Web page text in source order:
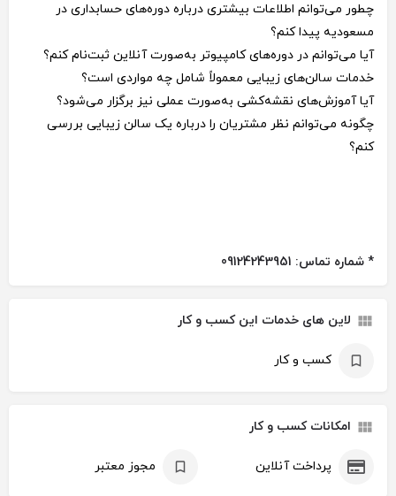
چطور می‌توانم اطلاعات بیشتری درباره دوره‌های حسابداری در
مسعودیه پیدا کنم؟
آیا می‌توانم در دوره‌های کامپیوتر به‌صورت آنلاین ثبت‌نام کنم؟
خدمات سالن‌های زیبایی معمولاً شامل چه مواردی است؟
آیا آموزش‌های نقشه‌کشی به‌صورت عملی نیز برگزار می‌شود؟
چگونه می‌توانم نظر مشتریان را درباره یک سالن زیبایی بررسی
کنم؟
* شماره تماس: 09124243951
لاین های خدمات این کسب و کار
کسب و کار
امکانات کسب و کار
پرداخت آنلاین مجوز معتبر